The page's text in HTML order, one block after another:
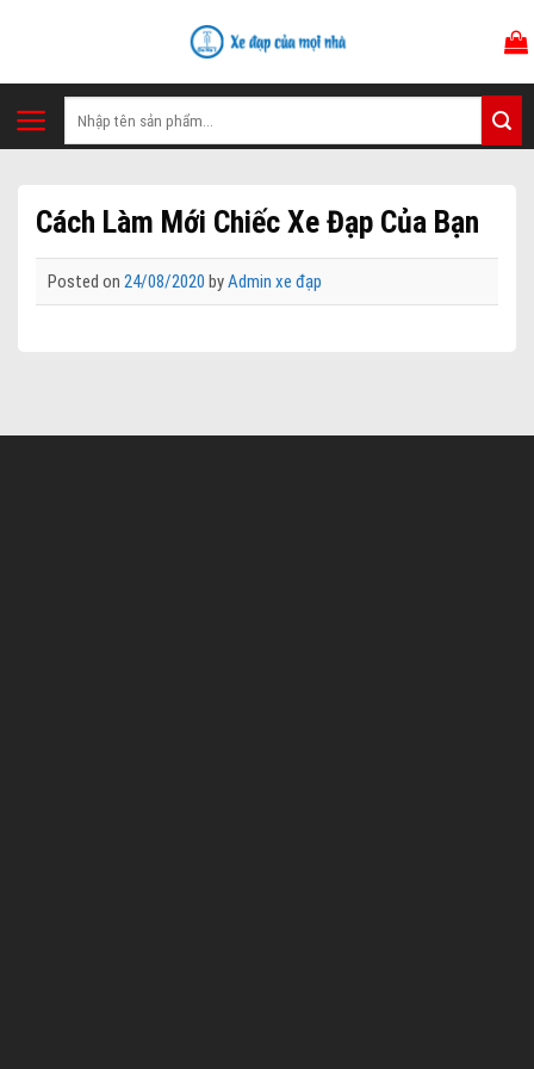
Tìm
kiếm:
Cách Làm Mới Chiếc Xe Đạp Của Bạn
Posted on 24/08/2020 byAdmin xe đạp